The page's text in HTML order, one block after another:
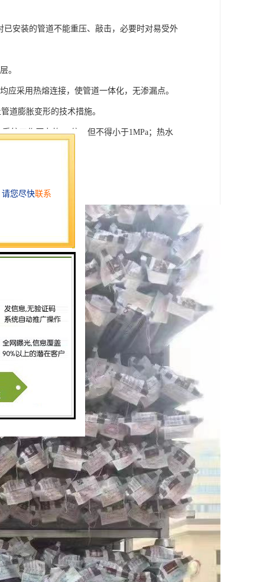
安装的管道不能重压、敲击，必要时对易受外
。
应采用热熔连接，使管道一体化，无渗漏点。
道膨胀变形的技术措施。
统工作压力的1.5倍，但不得小于1MPa；热水